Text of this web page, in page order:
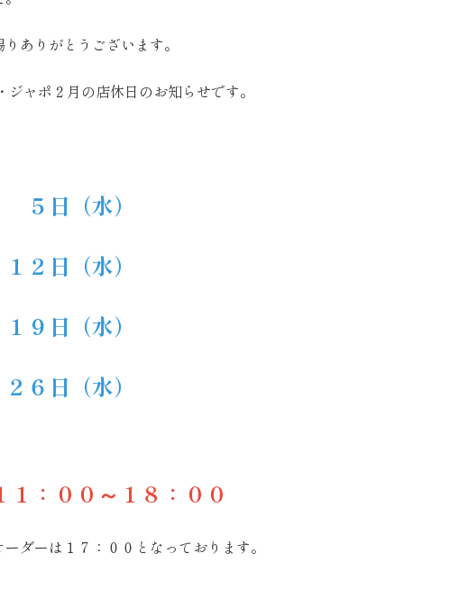
ありがとうございます。
ャポ２月の店休日のお知らせです。
５ 日（水）
１２日（水）
１９日（水）
２６日（水）
１：００～１８：００
ダーは１７：００となっております。